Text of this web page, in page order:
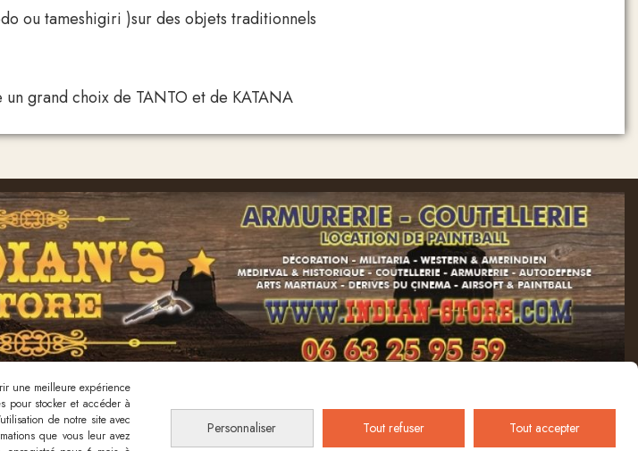
ou tameshigiri )sur des objets traditionnels
grand choix de TANTO et de KATANA
Nous contacter
une meilleure expérience
pour stocker et accéder à
de notre site avec
que vous leur avez
Personnaliser Tout refuser Tout accepter